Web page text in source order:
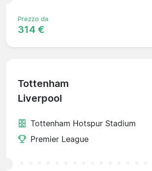
Prezzo da
314 €
Tottenham
Liverpool
Tottenham Hotspur Stadium
Premier League